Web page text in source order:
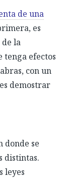
de una
es
la
tenga efectos
con un
demostrar
donde se
distintas.
leyes